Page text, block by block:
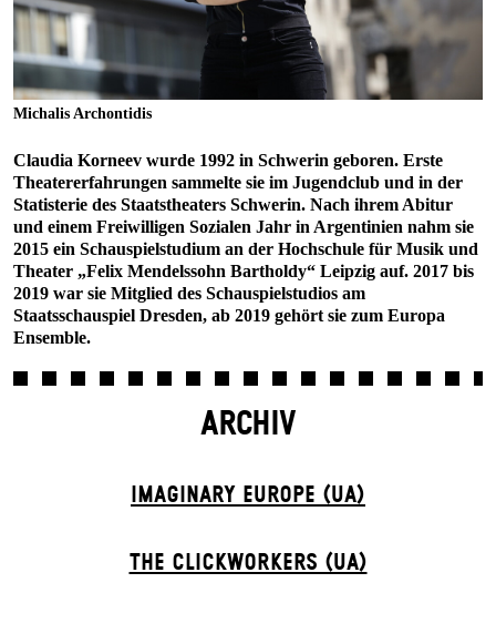
Michalis Archontidis
Claudia Korneev wurde 1992 in Schwerin geboren. Erste
Theatererfahrungen sammelte sie im Jugendclub und in der
Statisterie des Staatstheaters Schwerin. Nach ihrem Abitur
und einem Freiwilligen Sozialen Jahr in Argentinien nahm sie
2015 ein Schauspielstudium an der Hochschule für Musik und
Theater „Felix Mendelssohn Bartholdy“ Leipzig auf. 2017 bis
2019 war sie Mitglied des Schauspielstudios am
Staatsschauspiel Dresden, ab 2019 gehört sie zum Europa
Ensemble.
ARCHIV
IMAGINARY EUROPE (UA)
THE CLICKWORKERS (UA)